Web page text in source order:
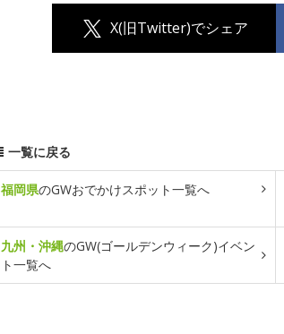
X(旧Twitter)でシェア
一覧に戻る
福岡県のGWおでかけスポット一覧へ
九州・沖縄のGW(ゴールデンウィーク)イベン
ト一覧へ